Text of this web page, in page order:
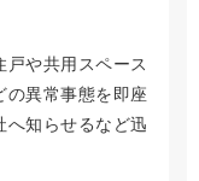
や共用スペース
の異常事態を即座
へ知らせるなど迅